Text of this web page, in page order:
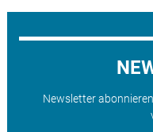
Newsletter